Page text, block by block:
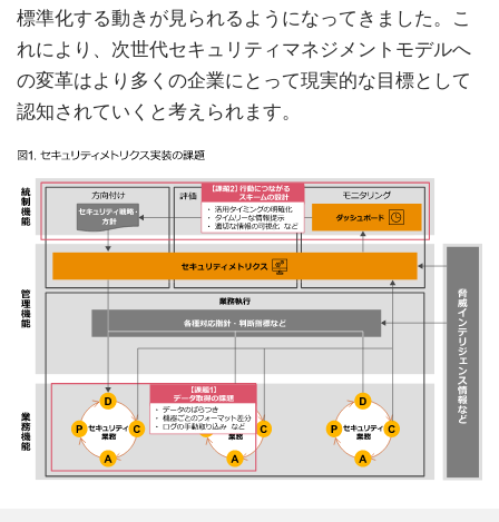
標準化する動きが見られるようになってきました。こ
れにより、次世代セキュリティマネジメントモデルへ
の変革はより多くの企業にとって現実的な目標として
認知されていくと考えられます。